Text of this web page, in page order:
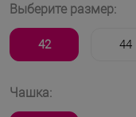
Выберите размер:
42 44
Чашка: